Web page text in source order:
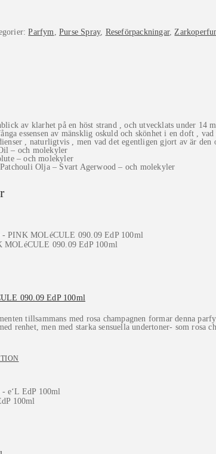
Parfym,Purse Spray, Reseförpackningar,
av klarhet på en höst strand , och utvecklats under 14
essensen av mänsklig oskuld och skönhet i en doft ,
, naturligtvis , men vad det egentligen gjort av är
– och molekyler
– och molekyler
Olja – Svart Agerwood – och molekyler
090.09 EdP 100ml
tillsammans med rosa champagnen formar denna
renhet, men med starka sensuella undertoner- som